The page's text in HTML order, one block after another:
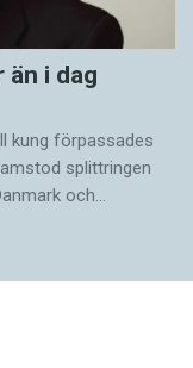
än i dag
kung förpassades
splittringen
och…